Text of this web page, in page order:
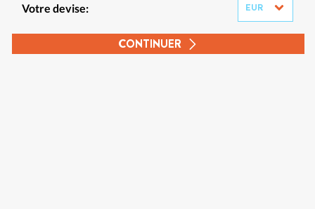
Votre devise:
CONTINUER